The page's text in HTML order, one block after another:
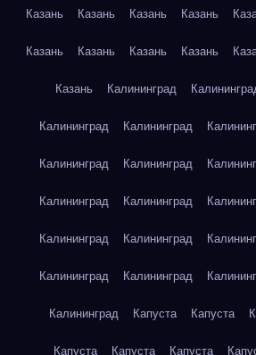
Казань Казань Казань Казань
Казань Казань Казань Казань
Казань Калининград
Калининград Калининград
Калининград Калининград
Калининград Калининград
Калининград Калининград
Калининград Калининград
Калининград Капуста Капуста
Капуста Капуста Капуста